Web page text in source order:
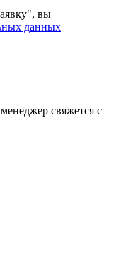
вы
данных
свяжется с
на сайте